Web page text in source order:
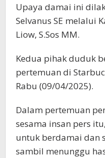
Upaya damai ini
Selvanus SE melalui
Liow, S.Sos MM.
Kedua pihak duduk
pertemuan di
Rabu (09/04/2025).
Dalam pertemuan
sesama insan pers
untuk berdamai dan
sambil menunggu